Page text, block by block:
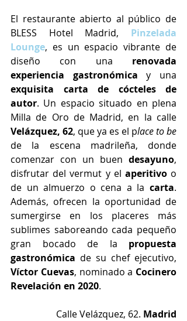
El restaurante abierto al público de
BLESS Hotel Madrid, Pinzelada
Lounge, es un espacio vibrante de
diseño con una renovada
experiencia gastronómica
exquisita carta de cócteles de
autor. Un espacio situado en plena
Velázquez, 62, que ya es el place to be
de la escena madrileña, donde
comenzar con un buen desayuno,
disfrutar del vermut y el aperitivo o
de un almuerzo o cena a la carta.
Además, ofrecen la oportunidad de
sumergirse en los placeres más
sublimes saboreando cada pequeño
gran bocado de la propuesta
gastronómica
Víctor Cuevas, nominado a Cocinero
Revelación en 2020.
Calle Velázquez, 62. Madrid